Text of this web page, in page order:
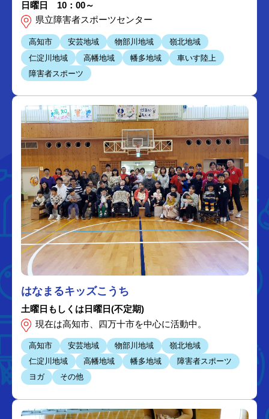
日曜日 10：00～
県立障害者スポーツセンター
高知市 安芸地域 物部川地域
嶺北地域
仁淀川地域
高幡地域 幡多地域
車いす陸上
障害者スポーツ
はなまるキッズこうち
土曜日もしくは日曜日(不定期)
現在は高知市、四万十市を中心に活動中。
高知市 安芸地域 物部川地域
嶺北地域
仁淀川地域
高幡地域 幡多地域
障害者スポーツ
ヨガ
その他